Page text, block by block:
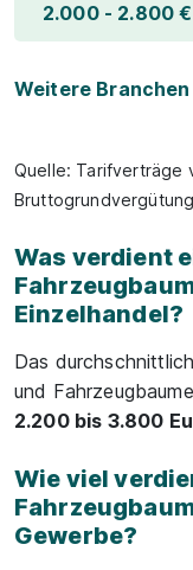
2.000 - 2.800 €
Weitere
Quelle: Tarifverträge
Was verdient
Einzelhandel?
Das
und
2.200 bis 3.800
Wie viel
Gewerbe?